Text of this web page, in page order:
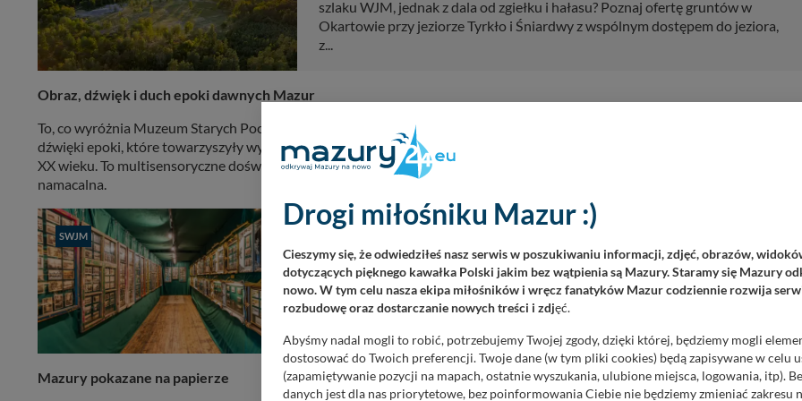
szlaku WJM, jednak z dala od zgiełku i hałasu? Poznaj ofertę gruntów w
Okartowie przy jeziorze Tyrkło i Śniardwy z wspólnym dostępem do jeziora,
z...
Obraz, dźwięk i duch epoki dawnych Mazur
To, co wyróżnia Muzeum Starych Pocztówek, to nie tylko wizualna warstwa ekspozycji. Zwiedzający mogą również usłyszeć
dźwięki epoki, które towarzyszyły wysyłaniu pocztówek — stukot maszyny do pisania, szelest papieru, odgłosy ulic z początku
XX wieku. To multisensoryczne doświadczenie sprawia, że zwiedzanie nabiera głębszego wymiaru, a historia staje się bardziej
namacalna.
SWJM
W Przeczce, nad jeziorem Śniardwy, w ramach Mazuralia Przeczka funkcjonuje
Muzeum Starych Pocztówek – wyjątkowe miejsce, w którym historia regionu ożywa
dzięki kartom pocztowym sprzed ponad...
Mazury pokazane na papierze
Drogi miłośniku Mazur :)
Cieszymy się, że odwiedziłeś nasz serwis w poszukiwaniu informacji, zdjęć, obrazów,
dotyczących pięknego kawałka Polski jakim bez wątpienia są Mazury. Staramy się Mazury
nowo. W tym celu nasza ekipa miłośników i wręcz fanatyków Mazur codziennie rozwija
rozbudowę oraz dostarczanie nowych treści i zdjęć.
Abyśmy nadal mogli to robić, potrzebujemy Twojej zgody, dzięki której, będziemy mogli
dostosować do Twoich preferencji. Twoje dane (w tym pliki cookies) będą zapisywane w celu
(zapamiętywanie pozycji na mapach, ostatnie wyszukania, ulubione miejsca, logowania, itp).
danych jest dla nas priorytetowe, bez poinformowania Ciebie nie będziemy zmieniać zakresu